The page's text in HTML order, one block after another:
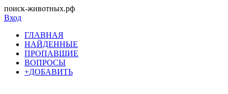
поиск-животных.рф
Вход
ГЛАВНАЯ
НАЙДЕННЫЕ
ПРОПАВШИЕ
ВОПРОСЫ
+ДОБАВИТЬ